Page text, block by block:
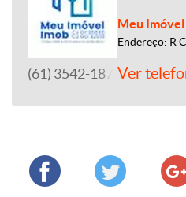
Meu
Endereço: R
(61) 3542-1877Ver